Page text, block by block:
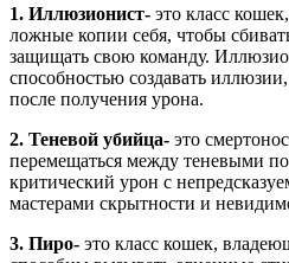
1. Иллюзионист- это класс
ложные копии себя, чтобы
защищать свою команду.
способностью создавать
после получения урона.
2. Теневой убийца- это
перемещаться между теневыми
критический урон с
мастерами скрытности и
3. Пиро- это класс кошек,